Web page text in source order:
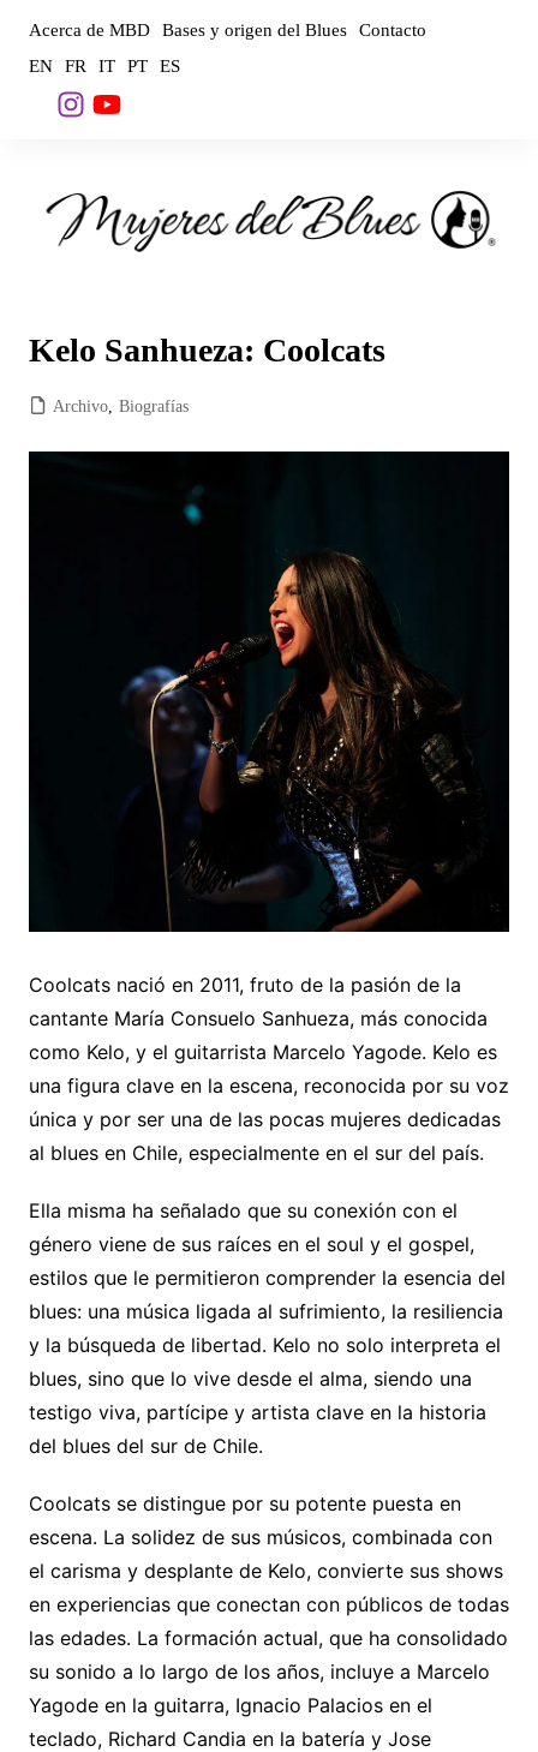
contenido
Acerca de MBD Bases y origen del Blues
Contacto
EN
FR IT PT ES
Kelo Sanhueza: Coolcats
Archivo, Biografías
Coolcats nació en 2011, fruto de la pasión de la
cantante María Consuelo Sanhueza, más conocida
como Kelo, y el guitarrista Marcelo Yagode. Kelo es
una figura clave en la escena, reconocida por su voz
única y por ser una de las pocas mujeres dedicadas
al blues en Chile, especialmente en el sur del país.
Ella misma ha señalado que su conexión con el
género viene de sus raíces en el soul y el gospel,
estilos que le permitieron comprender la esencia del
blues: una música ligada al sufrimiento, la resiliencia
y la búsqueda de libertad. Kelo no solo interpreta el
blues, sino que lo vive desde el alma, siendo una
testigo viva, partícipe y artista clave en la historia
del blues del sur de Chile.
Coolcats se distingue por su potente puesta en
escena. La solidez de sus músicos, combinada con
el carisma y desplante de Kelo, convierte sus shows
en experiencias que conectan con públicos de todas
las edades. La formación actual, que ha consolidado
su sonido a lo largo de los años, incluye a Marcelo
Yagode en la guitarra, Ignacio Palacios en el
teclado, Richard Candia en la batería y Jose